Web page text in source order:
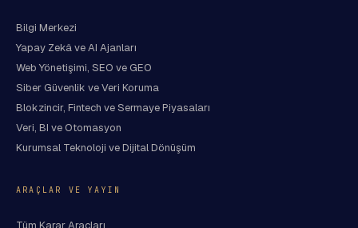
Bilgi Merkezi
Yapay Zekâ ve AI Ajanları
Web Yönetişimi, SEO ve GEO
Siber Güvenlik ve Veri Koruma
Blokzincir, Fintech ve Sermaye Piyasaları
Veri, BI ve Otomasyon
Kurumsal Teknoloji ve Dijital Dönüşüm
ARAÇLAR VE YAYIN
Tüm Karar Araçları